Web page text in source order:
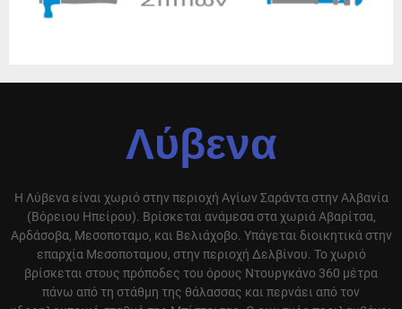
Λύβενα
Η Λύβενα είναι χωριό στην περιοχή Αγίων Σαράντα στην Αλβανία
(Βόρειου Ηπείρου). Βρίσκεται ανάμεσα στα χωριά Αβαρίτσα,
Αρδάσοβα, Μεσοποταμο, και Βελιάχοβο. Υπάγεται διοικητικά στην
επαρχία Μεσοποταμου, στην περιοχή Δελβίνου. Το χωριό
βρίσκεται στους πρόποδες του όρους Ντουργκάνο 360 μέτρα
πάνω από τη στάθμη της θάλασσας και περνάει από τον